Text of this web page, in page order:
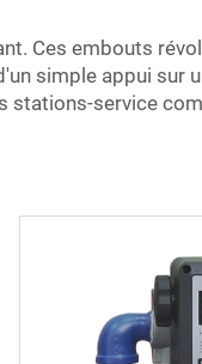
Ces embouts
simple appui sur
stations-service